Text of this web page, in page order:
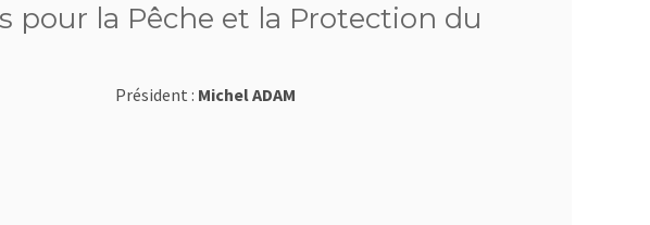
pour la Pêche et la Protection du
Président : Michel ADAM